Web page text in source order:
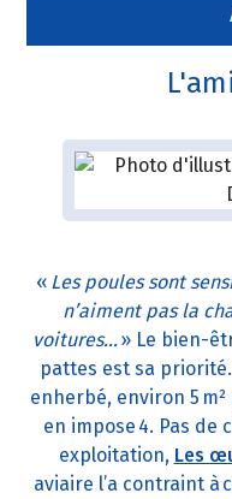
« Les poules sont
n’aiment pas la
voitures…» Le bien-
pattes est sa
enherbé, environ 5
en impose 4. Pas de
exploitation, Les
aviaire l’a contraint à